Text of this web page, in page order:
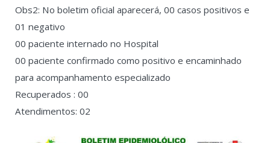
Obs2: No boletim oficial aparecerá, 00 casos positivos e
01 negativo
00 paciente internado no Hospital
00 paciente confirmado como positivo e encaminhado
para acompanhamento especializado
Recuperados : 00
Atendimentos: 02